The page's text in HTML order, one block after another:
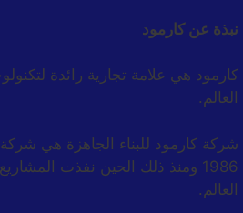
نبذة عن كارمود
كارمود هي علامة تجارية رائدة
العالم.
شركة كارمود للبناء الجاهزة هي
العالم.